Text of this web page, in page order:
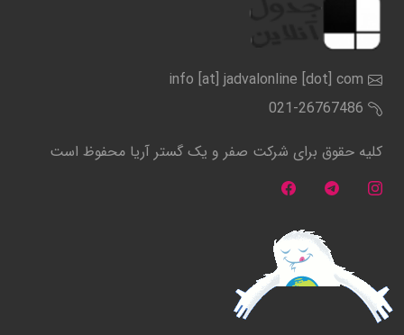
info [at] jadvalonline [dot] com
021-26767486
کلیه حقوق برای شرکت صفر و یک گستر آریا محفوظ است